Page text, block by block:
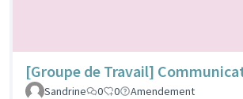
[Groupe de Travail]
Sandrine
0 0 Amendement